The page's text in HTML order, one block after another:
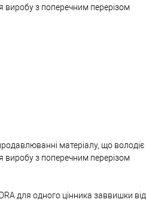
виробу з поперечним перерізом
матеріалу, що володіє
виробу з поперечним перерізом
для одного цінника заввишки від